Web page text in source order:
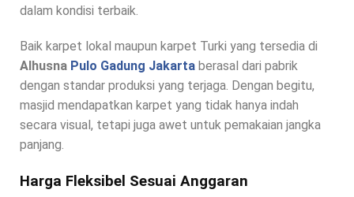
dalam kondisi terbaik.
Baik karpet lokal maupun karpet Turki yang tersedia di
Alhusna Pulo Gadung Jakarta berasal dari pabrik
dengan standar produksi yang terjaga. Dengan begitu,
masjid mendapatkan karpet yang tidak hanya indah
secara visual, tetapi juga awet untuk pemakaian jangka
panjang.
Harga Fleksibel Sesuai Anggaran